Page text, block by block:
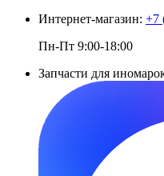
Интернет-магазин: +7
Пн-Пт 9:00-18:00
Запчасти для